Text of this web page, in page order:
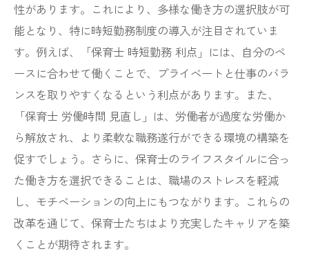
性があります。これにより、多様な働き方の選択肢が可
能となり、特に時短勤務制度の導入が注目されていま
す。例えば、「保育士 時短勤務 利点」には、自分のペ
ースに合わせて働くことで、プライベートと仕事のバラ
ンスを取りやすくなるという利点があります。また、
「保育士 労働時間 見直し」は、労働者が過度な労働か
ら解放され、より柔軟な職務遂行ができる環境の構築を
促すでしょう。さらに、保育士のライフスタイルに合っ
た働き方を選択できることは、職場のストレスを軽減
し、モチベーションの向上にもつながります。これらの
改革を通じて、保育士たちはより充実したキャリアを築
くことが期待されます。